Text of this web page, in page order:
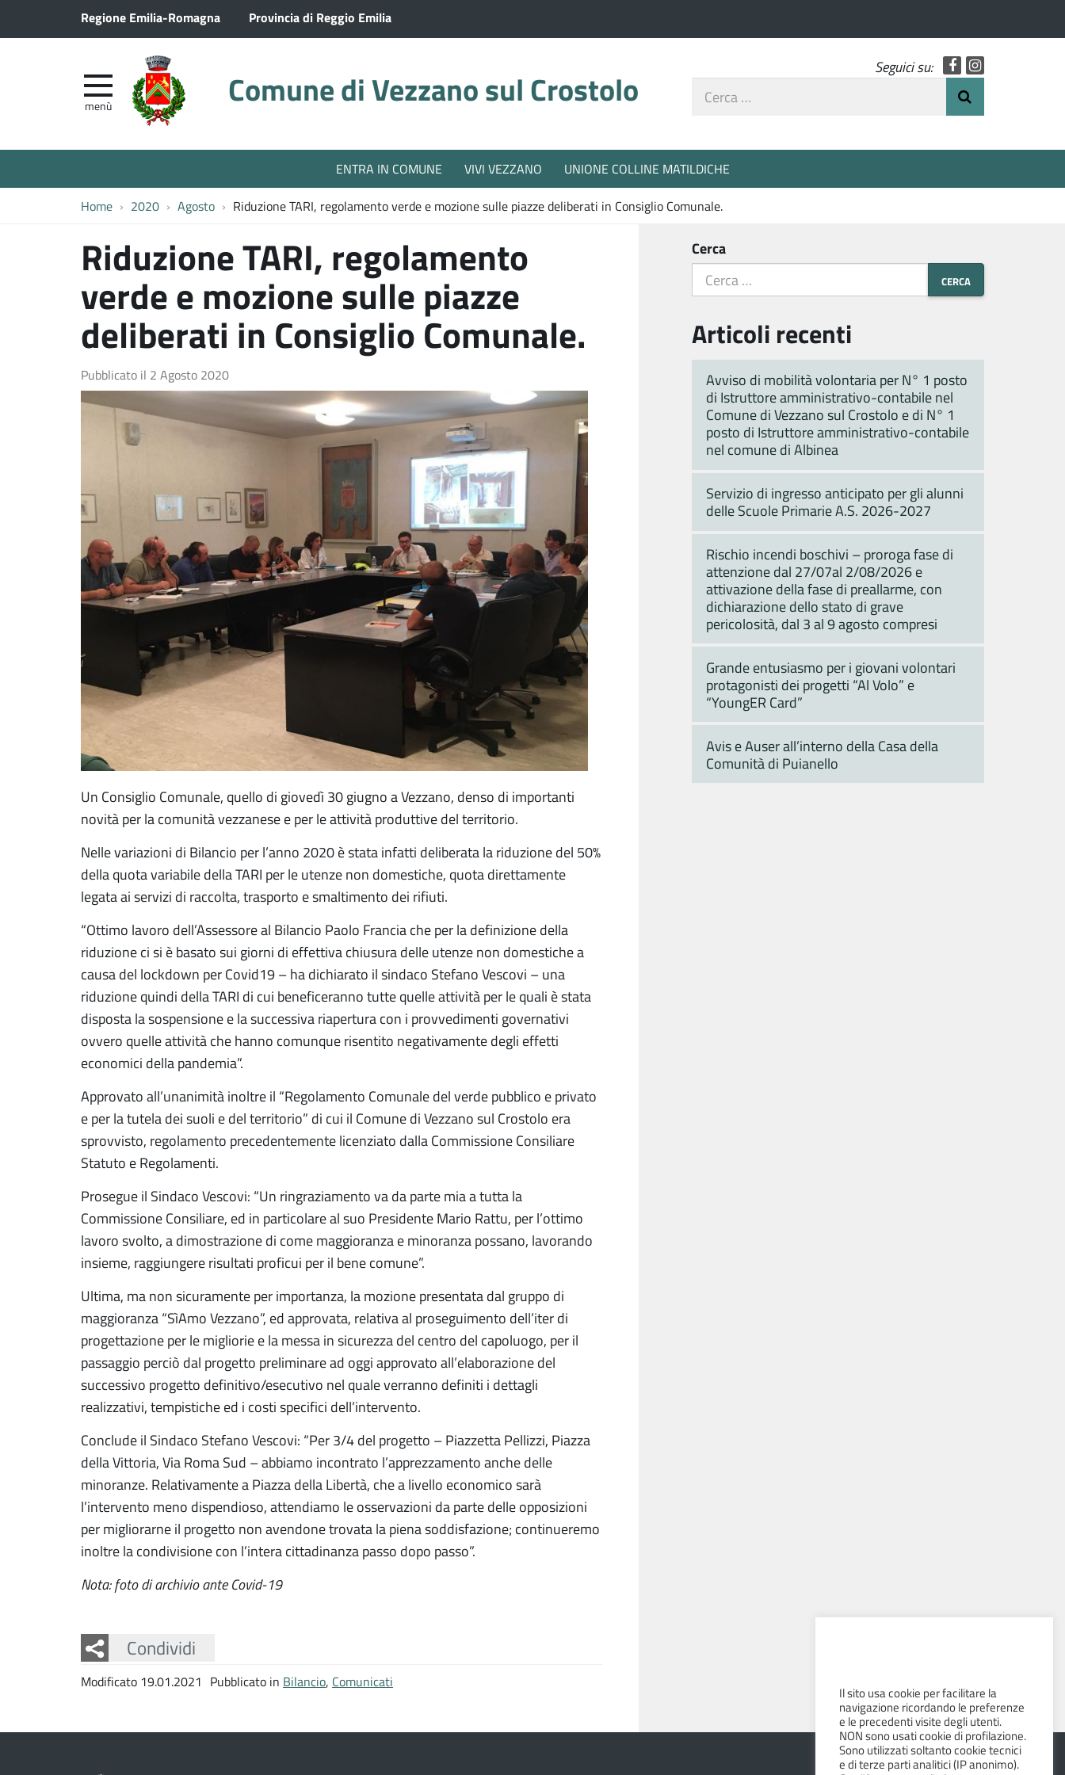
Regione Emilia-Romagna Provincia di Reggio Emilia
Comune di Vezzano sul Crostolo
menù
Seguici su: Facebook
Cerca
ENTRA IN COMUNE VIVI VEZZANO UNIONE COLLINE MATILDICHE
Home 2020 Agosto Riduzione TARI, regolamento verde e mozione sulle piazze deliberati in Consiglio Comunale.
Riduzione TARI, regolamento
verde e mozione sulle piazze
deliberati in Consiglio Comunale.
Pubblicato il 2 Agosto 2020
Un Consiglio Comunale, quello di giovedì 30 giugno a Vezzano, denso di importanti
novità per la comunità vezzanese e per le attività produttive del territorio.
Nelle variazioni di Bilancio per l’anno 2020 è stata infatti deliberata la riduzione del 50%
della quota variabile della TARI per le utenze non domestiche, quota direttamente
legata ai servizi di raccolta, trasporto e smaltimento dei rifiuti.
“Ottimo lavoro dell’Assessore al Bilancio Paolo Francia che per la definizione della
riduzione ci si è basato sui giorni di effettiva chiusura delle utenze non domestiche a
causa del lockdown per Covid19 – ha dichiarato il sindaco Stefano Vescovi – una
riduzione quindi della TARI di cui beneficeranno tutte quelle attività per le quali è stata
disposta la sospensione e la successiva riapertura con i provvedimenti governativi
ovvero quelle attività che hanno comunque risentito negativamente degli effetti
economici della pandemia”.
Approvato all’unanimità inoltre il “Regolamento Comunale del verde pubblico e privato
e per la tutela dei suoli e del territorio” di cui il Comune di Vezzano sul Crostolo era
sprovvisto, regolamento precedentemente licenziato dalla Commissione Consiliare
Statuto e Regolamenti.
Prosegue il Sindaco Vescovi: “Un ringraziamento va da parte mia a tutta la
Commissione Consiliare, ed in particolare al suo Presidente Mario Rattu, per l’ottimo
lavoro svolto, a dimostrazione di come maggioranza e minoranza possano, lavorando
insieme, raggiungere risultati proficui per il bene comune”.
Ultima, ma non sicuramente per importanza, la mozione presentata dal gruppo di
maggioranza “SìAmo Vezzano”, ed approvata, relativa al proseguimento dell’iter di
progettazione per le migliorie e la messa in sicurezza del centro del capoluogo, per il
passaggio perciò dal progetto preliminare ad oggi approvato all’elaborazione del
successivo progetto definitivo/esecutivo nel quale verranno definiti i dettagli
realizzativi, tempistiche ed i costi specifici dell’intervento.
Conclude il Sindaco Stefano Vescovi: “Per 3/4 del progetto – Piazzetta Pellizzi, Piazza
della Vittoria, Via Roma Sud – abbiamo incontrato l’apprezzamento anche delle
minoranze. Relativamente a Piazza della Libertà, che a livello economico sarà
l’intervento meno dispendioso, attendiamo le osservazioni da parte delle opposizioni
per migliorarne il progetto non avendone trovata la piena soddisfazione; continueremo
inoltre la condivisione con l’intera cittadinanza passo dopo passo”.
Nota: foto di archivio ante Covid-19
Condividi
Facebook
Twitter
Whatsapp
Modificato 19.01.2021 Pubblicato in Bilancio, Comunicati
Cerca
Articoli recenti
Avviso di mobilità volontaria per N° 1 posto
di Istruttore amministrativo-contabile nel
Comune di Vezzano sul Crostolo e di N° 1
posto di Istruttore amministrativo-contabile
nel comune di Albinea
Servizio di ingresso anticipato per gli alunni
delle Scuole Primarie A.S. 2026-2027
Rischio incendi boschivi – proroga fase di
attenzione dal 27/07al 2/08/2026 e
attivazione della fase di preallarme, con
dichiarazione dello stato di grave
pericolosità, dal 3 al 9 agosto compresi
Grande entusiasmo per i giovani volontari
protagonisti dei progetti “Al Volo” e
“YoungER Card”
Avis e Auser all’interno della Casa della
Comunità di Puianello
Il sito usa cookie per facilitare la
navigazione ricordando le preferenze
e le precedenti visite degli utenti.
NON sono usati cookie di profilazione.
Sono utilizzati soltanto cookie tecnici
e di terze parti analitici (IP anonimo).